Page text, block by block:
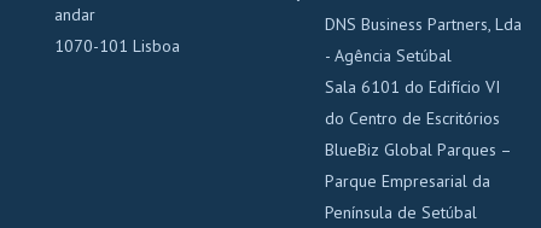
andar
1070-101 Lisboa
DNS Business Partners, Lda
- Agência Setúbal
Sala 6101 do Edifício VI
do Centro de Escritórios
BlueBiz Global Parques –
Parque Empresarial da
Península de Setúbal